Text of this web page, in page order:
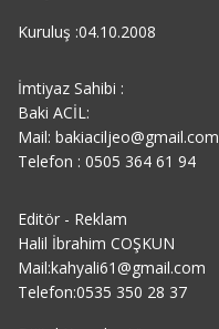
Kuruluş :04.10.2008
İmtiyaz Sahibi :
Baki ACİL:
Mail: bakiaciljeo@gmail.com
Telefon : 0505 364 61 94
Editör - Reklam
Halil İbrahim COŞKUN
Mail:kahyali61@gmail.com
Telefon:0535 350 28 37